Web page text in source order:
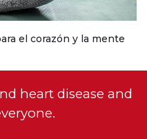
el corazón y la mente
heart disease and